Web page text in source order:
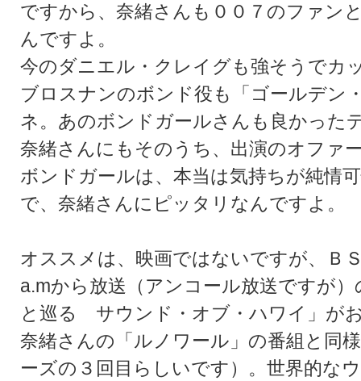
ですから、奈緒さんも００７のファン
んですよ。
今のダニエル・クレイグも強そうでカ
ブロスナンのボンド役も「ゴールデン
ネ。あのボンドガールさんも良かった
奈緒さんにもそのうち、出演のオファ
ボンドガールは、本当は気持ちが純情
で、奈緒さんにピッタリなんですよ。
オススメは、映画ではないですが、Ｂ
a.mから放送（アンコール放送ですが
と巡る サウンド・オブ・ハワイ」が
奈緒さんの「ルノワール」の番組と同
ーズの３回目らしいです）。世界的な